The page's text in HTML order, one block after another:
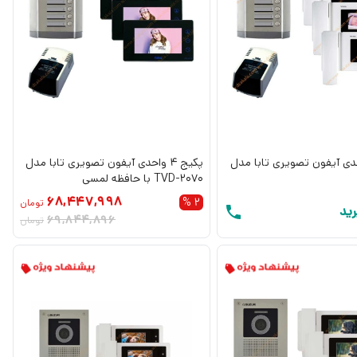
4 واحدی آیفون تصویری تابا مدل
پکیج 4 واحدی آیفون تصویری تابا مدل
TVD-2070 با حافظه لمسی
2 %
68,447,998 تومان
69,844,896 تومان